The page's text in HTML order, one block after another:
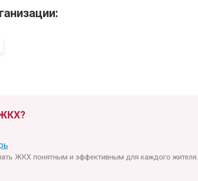
ЖКХ понятным и эффективным для каждого жителя.